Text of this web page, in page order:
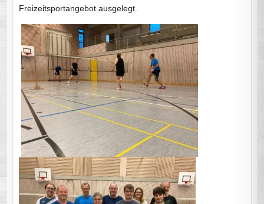
Freizeitsportangebot ausgelegt.